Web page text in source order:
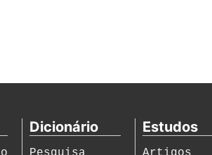
Dicionário Estudos